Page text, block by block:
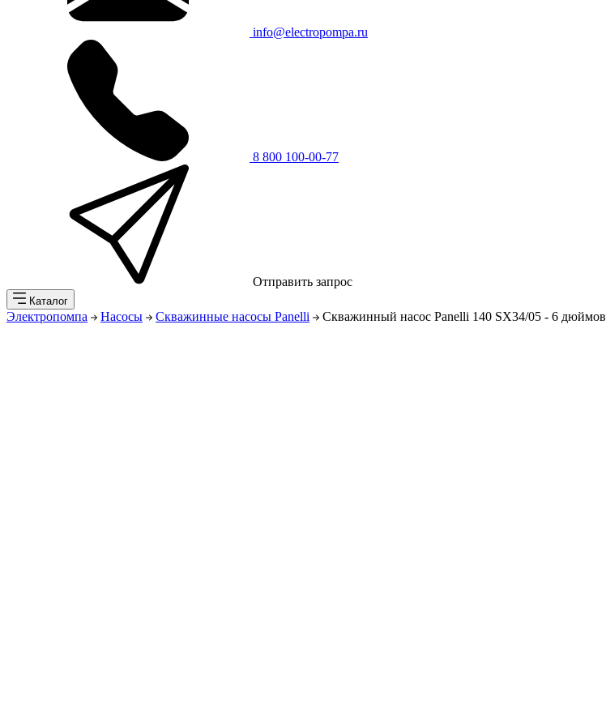
info@electropompa.ru
8 800 100-00-77
Отправить запрос
Каталог
Электропомпа Насосы Скважинные насосы Panelli Скважинный насос Panelli 140 SX34/05 - 6 дюймов